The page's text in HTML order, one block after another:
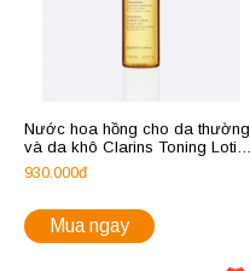
Nước hoa hồng cho da thường
và da khô Clarins Toning Lotion
200ml
930.000đ
Mua ngay